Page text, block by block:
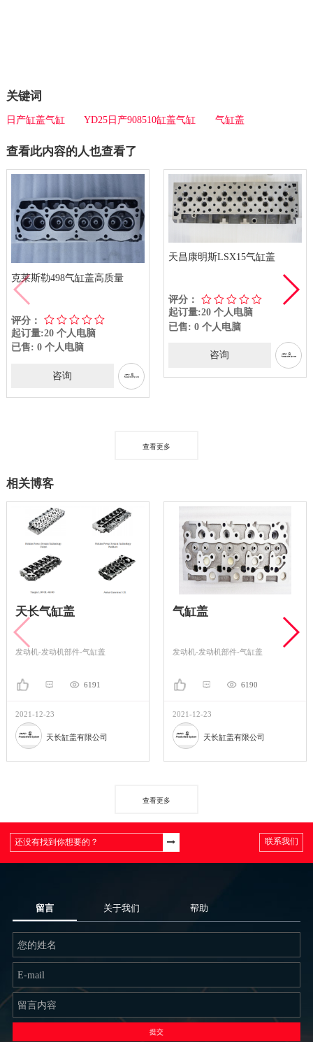
关键词
日产缸盖气缸 YD25日产908510缸盖气缸 气缸盖
查看此内容的人也查看了
克莱斯勒498气缸盖高质量
评分：
起订量:20 个人电脑
已售: 0 个人电脑
咨询
天昌康明斯LSX15气缸盖
评分：
起订量:20 个人电脑
已售: 0 个人电脑
咨询
查看更多
相关博客
天长气缸盖
发动机-发动机部件-气缸盖
6191
2021-12-23
天长缸盖有限公司
气缸盖
发动机-发动机部件-气缸盖
6190
2021-12-23
天长缸盖有限公司
查看更多
联系我们
留言 关于我们 帮助
提交